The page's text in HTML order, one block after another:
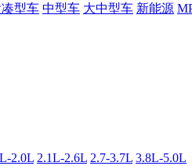
型车 中型车 大中型车 新能源
2.0L 2.1L-2.6L 2.7-3.7L 3.8L-5.0L